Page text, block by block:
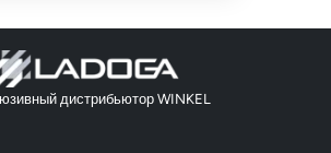
дистрибьютор WINKEL